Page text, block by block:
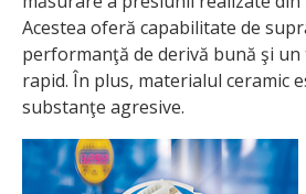
Acestea oferă capabilitate de
performanţă de derivă bună şi un
rapid. În plus, materialul ceramic
substanţe agresive.